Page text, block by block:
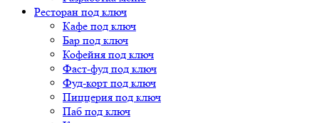
Ресторан под ключ
Кафе под ключ
Бар под ключ
Кофейня под ключ
Фаст-фуд под ключ
Фуд-корт под ключ
Пиццерия под ключ
Паб под ключ